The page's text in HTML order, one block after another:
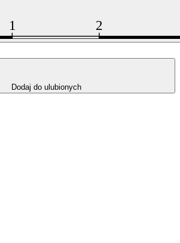
Dodaj do ulubionych